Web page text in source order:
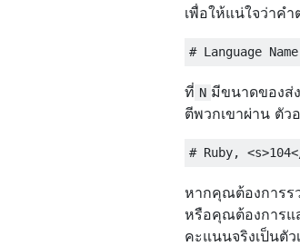
เพื่อให้แน่ใจว่าค
ที่ N มีขนาดของ
ตีพวกเขาผ่าน ตัว
หากคุณต้องการร
หรือคุณต้องการแ
คะแนนจริงเป็นตัว